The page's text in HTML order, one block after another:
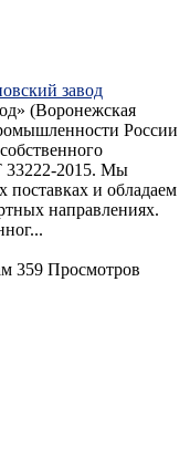
завод
(Воронежская
России
33222-2015. Мы
поставках и обладаем
направлениях.
359 Просмотров